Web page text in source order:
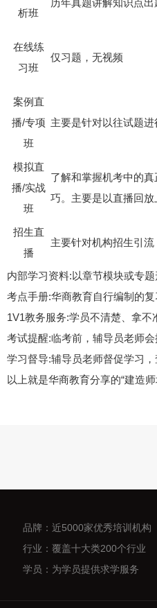
析班
历年真题讲解知识点
在线练
习班
仅习题，无视频
案例直
播/专项
班
主要是针对以往试题
模拟直
播/实战
班
了解和掌握机考中的
巧。主要是以直播回
招生直
播
主要针对机构招生引
内部学习资料:以章节模块或专
考点手册:华商教育自行编制的
1V1教务服务:学员不清楚、拿
考试提醒:临考前，辅导员老师
学习督导:辅导员老师督促学习
以上就是华商教育分享的“建造
品牌：近5000家优秀培训机构
行业：覆盖十大类200个行业
学员：为学员提供求学服务